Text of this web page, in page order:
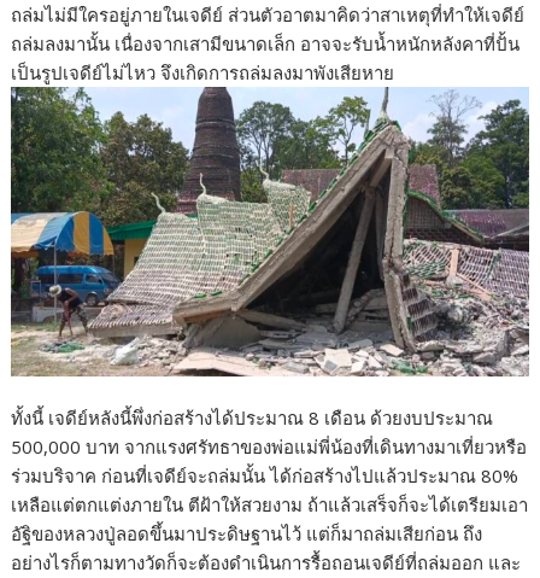
ถล่มไม่มีใครอยู่ภายในเจดีย์ ส่วนตัวอาตมาคิดว่าสาเหตุที่ทำให้เจดีย์
ถล่มลงมานั้น เนื่องจากเสามีขนาดเล็ก อาจจะรับน้ำหนักหลังคาที่ปั้น
เป็นรูปเจดีย์ไม่ไหว จึงเกิดการถล่มลงมาพังเสียหาย
ทั้งนี้ เจดีย์หลังนี้พึ่งก่อสร้างได้ประมาณ 8 เดือน ด้วยงบประมาณ
500,000 บาท จากแรงศรัทธาของพ่อแม่พี่น้องที่เดินทางมาเที่ยวหรือ
ร่วมบริจาค ก่อนที่เจดีย์จะถล่มนั้น ได้ก่อสร้างไปแล้วประมาณ 80%
เหลือแต่ตกแต่งภายใน ตีฝ้าให้สวยงาม ถ้าแล้วเสร็จก็จะได้เตรียมเอา
อัฐิของหลวงปู่ลอดขึ้นมาประดิษฐานไว้ แต่ก็มาถล่มเสียก่อน ถึง
อย่างไรก็ตามทางวัดก็จะต้องดำเนินการรื้อถอนเจดีย์ที่ถล่มออก และ